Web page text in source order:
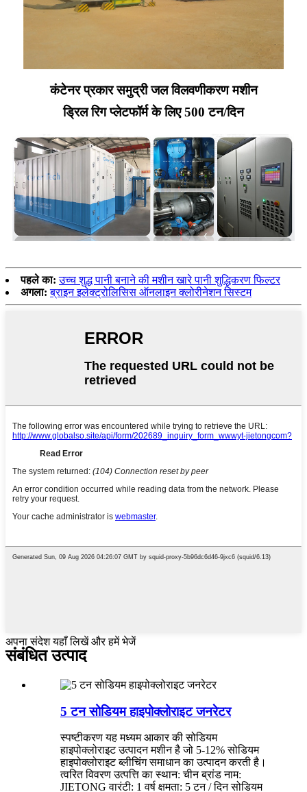
कंटेनर प्रकार समुद्री जल विलवणीकरण मशीन
ड्रिल रिग प्लेटफॉर्म के लिए 500 टन/दिन
पहले का: उच्च शुद्ध पानी बनाने की मशीन खारे पानी शुद्धिकरण फिल्टर
अगला: ब्राइन इलेक्ट्रोलिसिस ऑनलाइन क्लोरीनेशन सिस्टम
अपना संदेश यहाँ लिखें और हमें भेजें
संबंधित उत्पाद
5 टन सोडियम हाइपोक्लोराइट जनरेटर
स्पष्टीकरण यह मध्यम आकार की सोडियम
हाइपोक्लोराइट उत्पादन मशीन है जो 5-12% सोडियम
हाइपोक्लोराइट ब्लीचिंग समाधान का उत्पादन करती है।
त्वरित विवरण उत्पत्ति का स्थान: चीन ब्रांड नाम:
JIETONG वारंटी: 1 वर्ष क्षमता: 5 टन / दिन सोडियम